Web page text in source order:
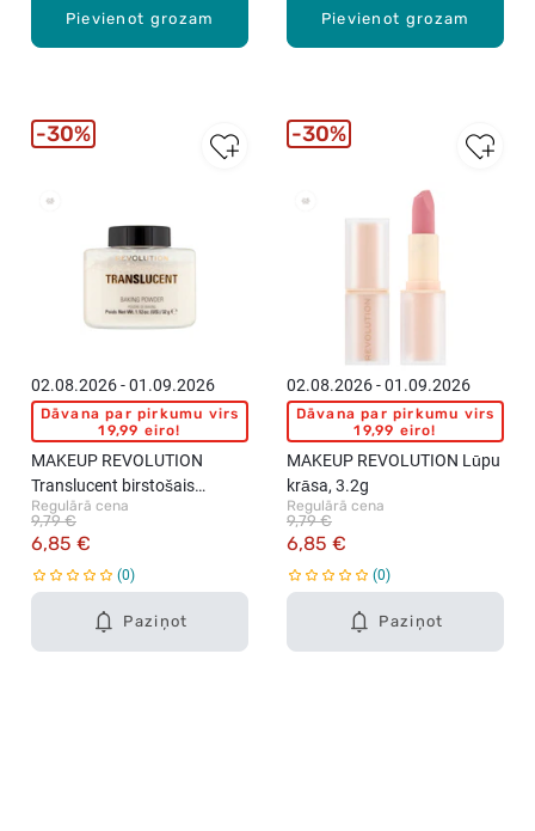
Pievienot grozam Pievienot grozam
Paziņot
02.08.2026 - 01.09.2026
Dāvana par pirkumu virs
19,99 eiro!
MAKEUP REVOLUTION
Translucent birstošais
pūderis, 32g
Regulārā cena
6,85 €
9,79 €
0
30%
Paziņot
02.08.2026 - 01.09.2026
Dāvana par pirkumu virs
19,99 eiro!
MAKEUP REVOLUTION Lūpu
krāsa, 3.2g
Regulārā cena
6,85 €
9,79 €
0
30%